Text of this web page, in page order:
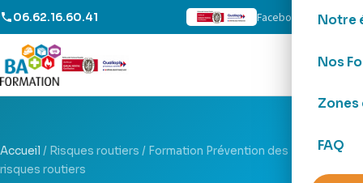
06.62.16.60.41 Facebook LinkedIn
Notre
Nos
Zones
FAQ
Accueil / Risques routiers / Formation Prévention des
risques routiers